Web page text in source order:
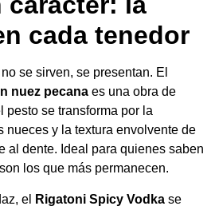
cada tenedor
se sirven, se presentan. El
nuez pecana es una obra de
pesto se transforma por la
nueces y la textura envolvente de
al dente. Ideal para quienes saben
los que más permanecen.
el Rigatoni Spicy Vodka se